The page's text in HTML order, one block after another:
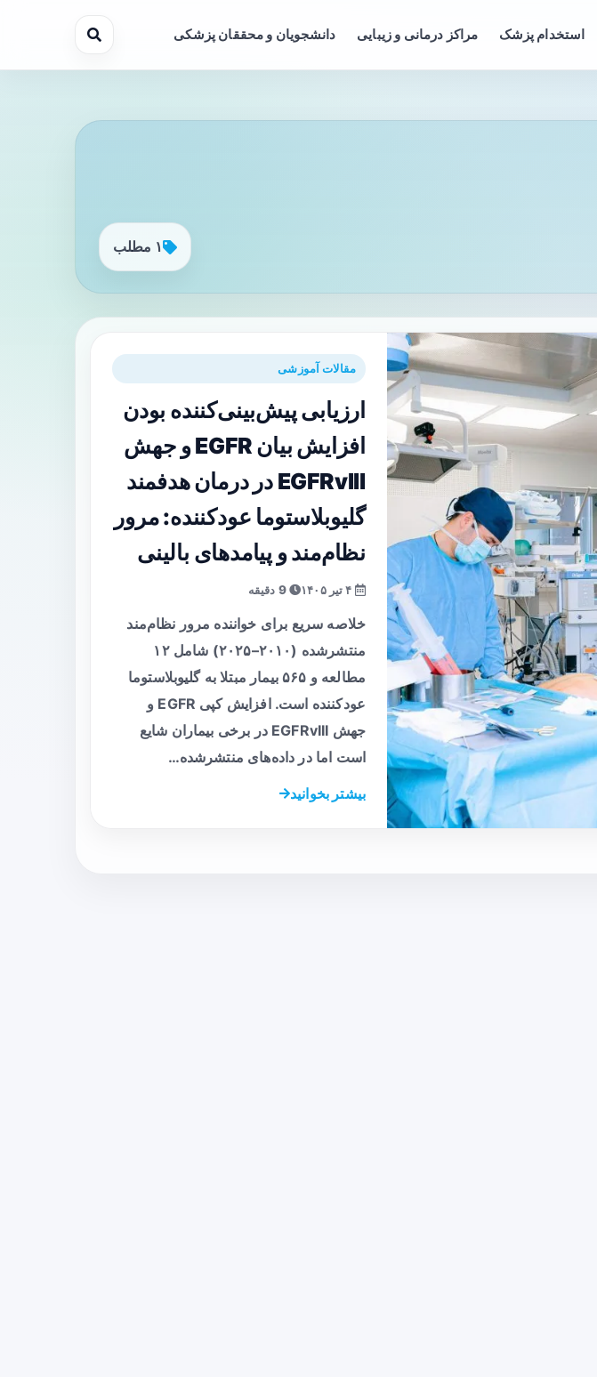
استخدام پزشک مراکز درمانی و زیبایی دانشجویان و محققان پزشکی
۱ مطلب
مقالات آموزشی
ارزیابی پیش‌بینی‌کننده بودن
افزایش بیان EGFR و جهش
EGFRvIII در درمان هدفمند
گلیوبلاستوما عودکننده: مرور
نظام‌مند و پیامدهای بالینی
9 دقیقه
خلاصه سریع برای خواننده مرور نظام‌مند
منتشرشده (۲۰۱۰–۲۰۲۵) شامل ۱۲
مطالعه و ۵۶۵ بیمار مبتلا به گلیوبلاستوما
عودکننده است. افزایش کپی EGFR و
جهش EGFRvIII در برخی بیماران شایع
است اما در داده‌های منتشرشده…
بیشتر بخوانید